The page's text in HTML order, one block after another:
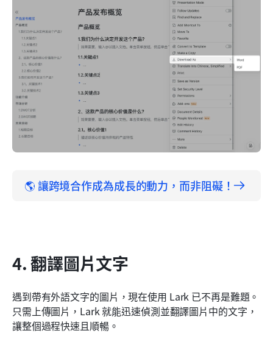
🌎 讓跨境合作成為成長的動力，而非阻礙！
4. 翻譯圖片文字
遇到帶有外語文字的圖片，現在使用 Lark 已不再是難題。
只需上傳圖片，Lark 就能迅速偵測並翻譯圖片中的文字，
讓整個過程快速且順暢。